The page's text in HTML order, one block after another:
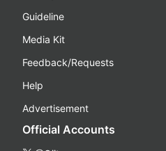
Guideline
Media Kit
Feedback/Requests
Help
Advertisement
Official Accounts